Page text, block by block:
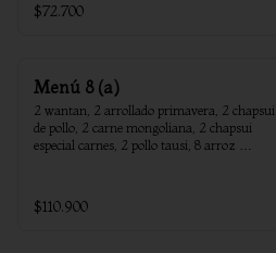
$72.700
Menú 8 (a)
2 wantan, 2 arrollado primavera, 2 chapsui
de pollo, 2 carne mongoliana, 2 chapsui
especial carnes, 2 pollo tausi, 8 arroz
$110.900